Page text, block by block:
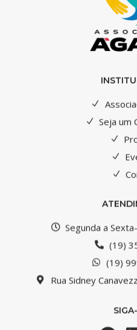
Seja um
Segunda a
(19)
(19)
Rua Sidney